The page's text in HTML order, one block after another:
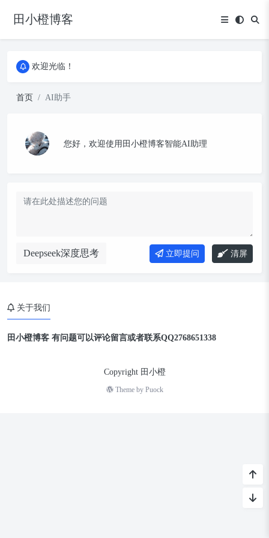
田小橙博客
欢迎光临！
欢迎光临！
首页 AI助手
您好，欢迎使用田小橙博客智能AI助理
立即提问 清屏
关于我们
田小橙博客 有问题可以评论留言或者联系QQ2768651338
Copyright 田小橙
Theme by Puock